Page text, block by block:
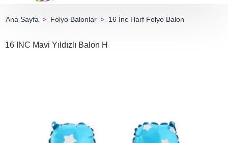
Folyo Balonlar 16 İnc Harf Folyo Balon
16 INC Mavi Yıldızlı Balon H